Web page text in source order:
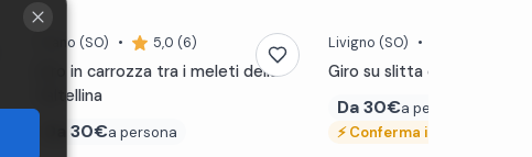
Tirano (SO) • 5,0 (6)
Giro in carrozza tra i meleti della
Valtellina
Da30€a persona
Livigno (SO) •
Giro su slitta e cavallo a
Da30€a persona
⚡Conferma immediata